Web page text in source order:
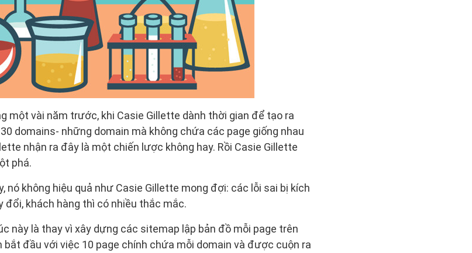
một vài năm trước, khi Casie Gillette dành thời gian để tạo ra
domains- những domain mà không chứa các page giống nhau
nhận ra đây là một chiến lược không hay. Rồi Casie Gillette
phá.
không hiệu quả như Casie Gillette mong đợi: các lỗi sai bị kích
đổi, khách hàng thì có nhiều thắc mắc.
này là thay vì xây dựng các sitemap lập bản đồ mỗi page trên
bắt đầu với việc 10 page chính chứa mỗi domain và được cuộn ra